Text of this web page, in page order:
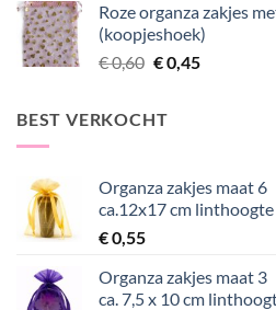
was:
€ 0,60.
is:
€ 0,45.
Roze organza zakjes
(koopjeshoek)
€0,60 Oorspronkelijke
€ 0,60.
€0,45Huidige
BEST VERKOCHT
Organza zakjes maat 6
ca.12x17 cm linthoogte
€0,55
Organza zakjes maat 3
ca. 7,5 x 10 cm